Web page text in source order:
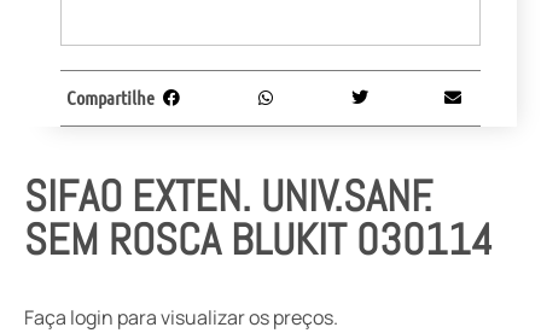
SIFAO EXTEN. UNIV.SANF.
SEM ROSCA BLUKIT 030114
Faça login para visualizar os preços.
Compartilhe